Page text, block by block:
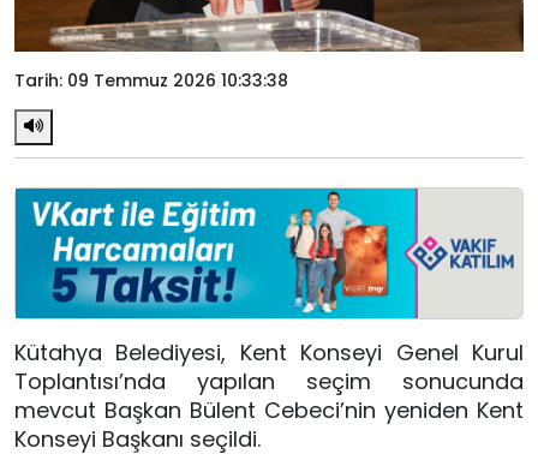
Tarih: 09 Temmuz 2026 10:33:38
Kütahya Belediyesi, Kent Konseyi Genel Kurul
Toplantısı’nda yapılan seçim sonucunda
mevcut Başkan Bülent Cebeci’nin yeniden Kent
Konseyi Başkanı seçildi.